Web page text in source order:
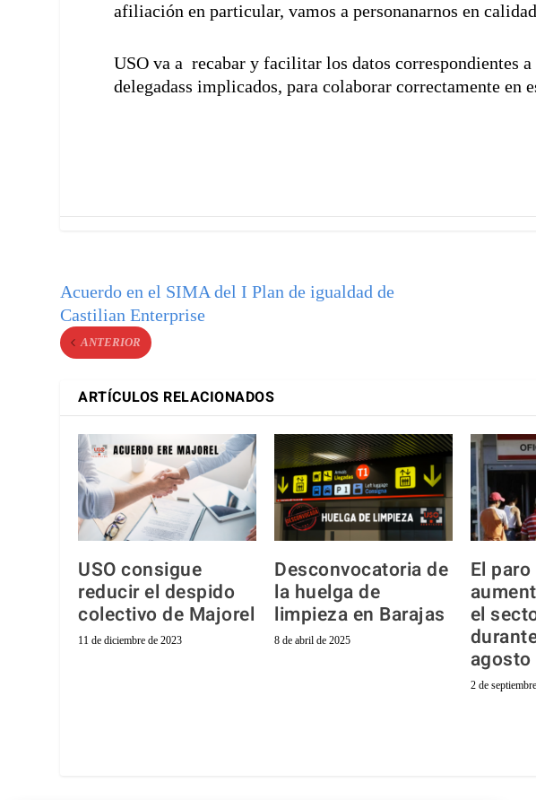
afiliación en particular, vamos a personanarnos en
USO va a recabar y facilitar los datos correspondientes
delegadass implicados, para colaborar correctamente en
Acuerdo en el SIMA del I Plan de igualdad de
Castilian Enterprise
ANTERIOR
ARTÍCULOS RELACIONADOS
USO consigue
reducir el despido
colectivo de Majorel
11 de diciembre de 2023
Desconvocatoria de
la huelga de
limpieza en Barajas
8 de abril de 2025
El
el
agosto
2 de